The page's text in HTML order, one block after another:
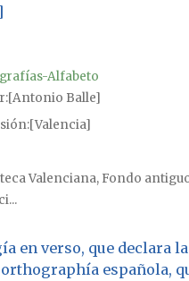
Alfabeto
[Antonio Balle]
[Valencia]
Valenciana, Fondo
en verso, que declara la
española,